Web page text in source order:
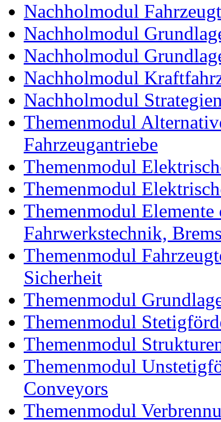
Nachholmodul
Nachholmodul
Nachholmodul
Nachholmodul
Nachholmodul
Themenmodul
Fahrzeugantriebe
Themenmodul
Themenmodul
Themenmodul Elemente
Fahrwerkstechnik,
Themenmodul
Sicherheit
Themenmodul
Themenmodul
Themenmodul
Themenmodul
Conveyors
Themenmodul